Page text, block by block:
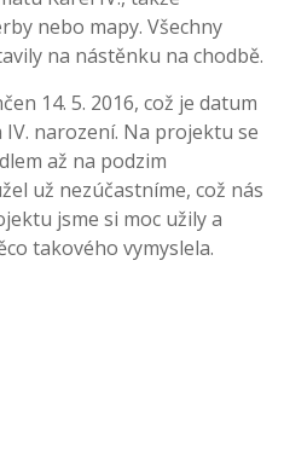
nebo mapy. Všechny
na nástěnku na chodbě.
14. 5. 2016, což je datum
narození. Na projektu se
až na podzim
už nezúčastníme, což nás
jsme si moc užily a
takového vymyslela.